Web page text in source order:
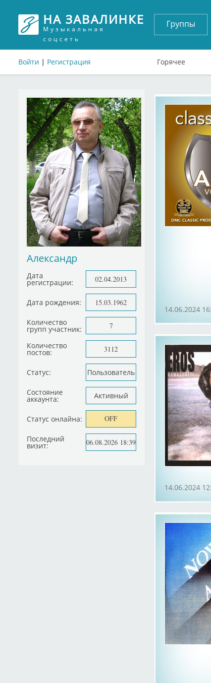
НА ЗАВАЛИНКЕ
Музыкальная
соцсеть
Войти | Регистрация
Группы
Горячее
Александр
Дата
регистрации: 02.04.2013
Дата рождения: 15.03.1962
Количество
групп участник: 7
Количество
постов: 3112
Статус: Пользователь
Состояние
аккаунта: Активный
Статус онлайна: OFF
Последний
визит: 06.08.2026 18:39
14.06.2024
14.06.2024